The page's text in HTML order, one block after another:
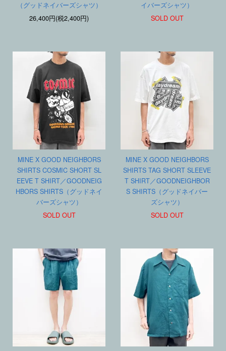
（グッドネイバーズシャツ）
26,400円(税2,400円)
イバーズシャツ）
SOLD OUT
MINE X GOOD NEIGHBORS
SHIRTS COSMIC SHORT SL
EEVE T SHIRT／GOODNEIG
HBORS SHIRTS（グッドネイ
バーズシャツ）
SOLD OUT
MINE X GOOD NEIGHBORS
SHIRTS TAG SHORT SLEEVE
T SHIRT／GOODNEIGHBOR
S SHIRTS（グッドネイバー
ズシャツ）
SOLD OUT